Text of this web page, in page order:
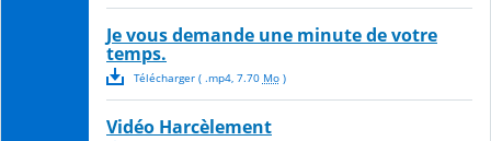
Je vous demande une minute de votre
temps.
Télécharger( .mp4, 7.70 Mo)
Vidéo Harcèlement